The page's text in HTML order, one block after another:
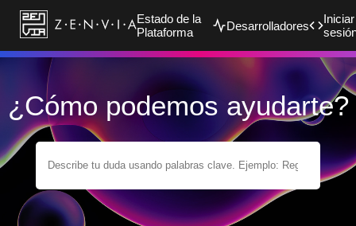
Estado de la
Plataforma
Desarrolladores
Iniciar
¿Cómo podemos ayudarte?